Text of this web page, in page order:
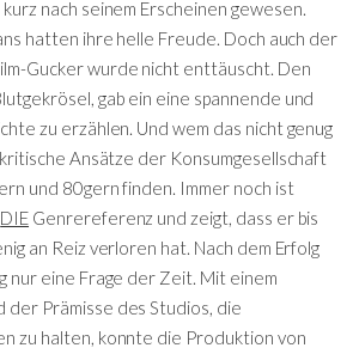
nach seinem Erscheinen gewesen.
hatten ihre helle Freude. Doch auch der
Gucker wurde nicht enttäuscht. Den
gab ein eine spannende und
zu erzählen. Und wem das nicht genug
Ansätze der Konsumgesellschaft
und 80gern finden. Immer noch ist
DIE Genrereferenz und zeigt, dass er bis
an Reiz verloren hat. Nach dem Erfolg
nur eine Frage der Zeit. Mit einem
der Prämisse des Studios, die
zu halten, konnte die Produktion von